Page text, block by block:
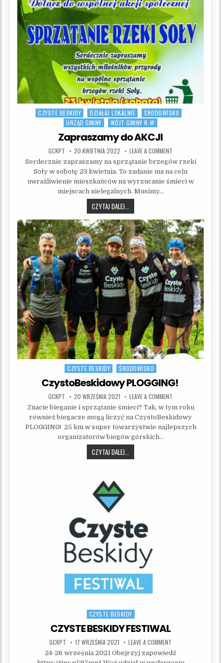
Posted in
CZYSTE BESKIDY DZIAŁAJ LOKALNIE
ŚRODOWISKO
URZĄD GMINY
WÓJT GMINY R-W
Zapraszamy do AKCJI
AUTHOR:
GCKPT PUBLISHED DATE:
20 KWIETNIA 2022 LEAVE A COMMENT
Serdecznie zapraszamy na sprzątanie brzegów rzeki
Soły w sobotę 23 kwietnia. To zadanie ma na celu
uwrażliwienie mieszkańców na wyrzucanie śmieci w
miejscach nielegalnych. Musimy…
CZYTAJ DALEJ...
Posted in
CZYSTE BESKIDY ŚRODOWISKO
CzystoBeskidowy PLOGGING!
AUTHOR:
GCKPT PUBLISHED DATE:
20 WRZEŚNIA 2021 LEAVE A COMMENT
Znacie bieganie i sprzątanie śmieci? Tak, w tym roku
również biegacze mogą liczyć na CzystoBeskidowy
PLOGGING! 25 km w super towarzystwie najlepszych
organizatorów biegów górskich…
CZYTAJ DALEJ...
Posted in
CZYSTE BESKIDY
CZYSTE BESKIDY FESTIWAL
AUTHOR:
GCKPT PUBLISHED DATE:
17 WRZEŚNIA 2021 LEAVE A COMMENT
24-26 września 2021 Obejrzyj zapowiedź